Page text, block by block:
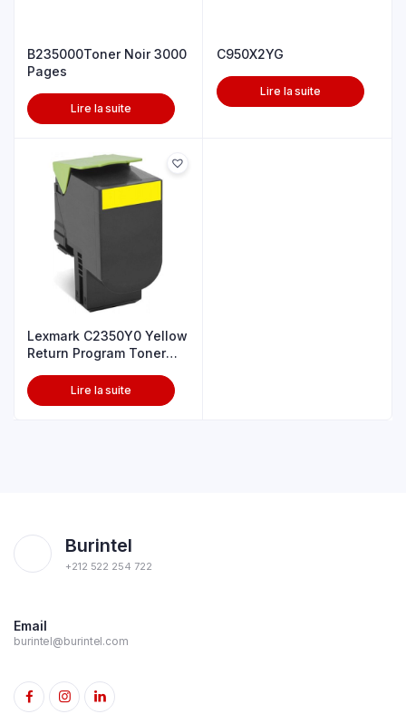
B235000Toner Noir 3000
Pages
Lire la suite
C950X2YG
Lire la suite
Lexmark C2350Y0 Yellow
Return Program Toner
Lire la suite
Burintel
+212 522 254 722
Email
burintel@burintel.com